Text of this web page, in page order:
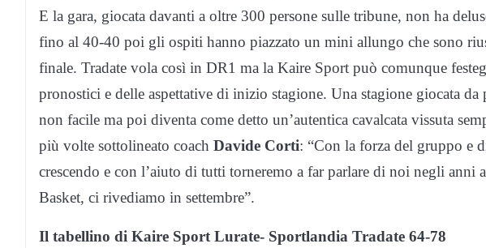
E la gara, giocata davanti a oltre 300 persone sulle tribune, non ha
fino al 40-40 poi gli ospiti hanno piazzato un mini allungo che sono
finale. Tradate vola così in DR1 ma la Kaire Sport può comunque
pronostici e delle aspettative di inizio stagione. Una stagione giocata
non facile ma poi diventa come detto un’autentica cavalcata vissuta
più volte sottolineato coach Davide Corti: “Con la forza del gruppo e
crescendo e con l’aiuto di tutti torneremo a far parlare di noi negli anni
Basket, ci rivediamo in settembre”.
Il tabellino di Kaire Sport Lurate- Sportlandia Tradate 64-78